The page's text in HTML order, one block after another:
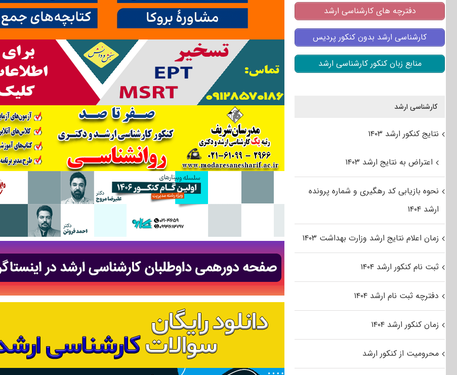
دفترچه های کارشناسی ارشد
کارشناسی ارشد بدون کنکور پردیس
منابع زبان کنکور کارشناسی ارشد
کارشناسی ارشد
نتایج کنکور ارشد ۱۴۰۳
اعتراض به نتایج ارشد ۱۴۰۳
نحوه بازیابی کد رهگیری و شماره پرونده
ارشد ۱۴۰۴
زمان اعلام نتایج ارشد وزارت بهداشت ۱۴۰۳
ثبت نام کنکور ارشد ۱۴۰۴
دفترچه ثبت نام ارشد ۱۴۰۴
زمان کنکور ارشد ۱۴۰۴
محرومیت از کنکور ارشد